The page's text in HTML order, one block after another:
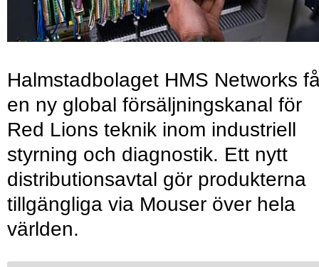
Halmstadbolaget HMS Networks
en ny global försäljningskanal för
Red Lions teknik inom industriell
styrning och diagnostik. Ett nytt
distributionsavtal gör produkterna
tillgängliga via Mouser över hela
världen.